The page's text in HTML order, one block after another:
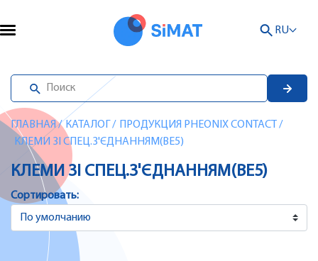
RU
ГЛАВНАЯ/ КАТАЛОГ / ПРОДУКЦИЯ PHEONIX CONTACT /
КЛЕМИ ЗІ СПЕЦ.З'ЄДНАННЯМ(BE5)
КЛЕМИ ЗІ СПЕЦ.З'ЄДНАННЯМ(BE5)
Сортировать: